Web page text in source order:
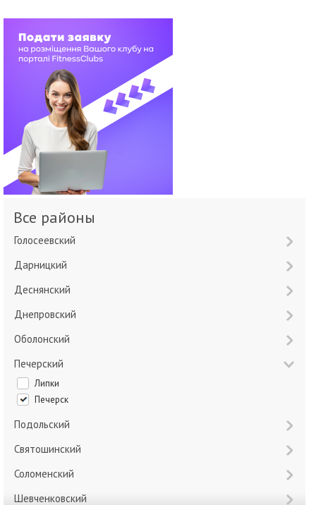
Все районы
Голосеевский
Дарницкий
Деснянский
Днепровский
Оболонский
Печерский
Липки
Печерск
Подольский
Святошинский
Соломенский
Шевченковский